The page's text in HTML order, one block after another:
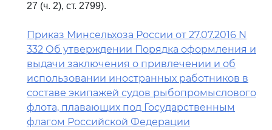
27 (ч. 2), ст. 2799).
Приказ Минсельхоза России от 27.07.2016 N
332 Об утверждении Порядка оформления и
выдачи заключения о привлечении и об
использовании иностранных работников в
составе экипажей судов рыбопромыслового
флота, плавающих под Государственным
флагом Российской Федерации